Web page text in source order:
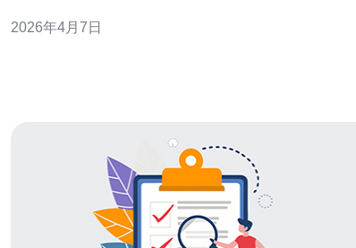
略。设计时要以流水线（Pipeline）为核心，将每个环
2026年4月7日